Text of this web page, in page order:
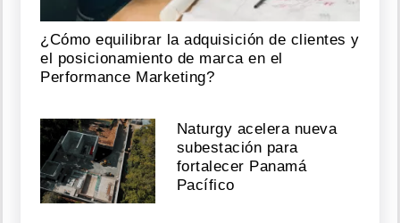
¿Cómo equilibrar la adquisición de clientes y
el posicionamiento de marca en el
Performance Marketing?
Naturgy acelera nueva
subestación para
fortalecer Panamá
Pacífico